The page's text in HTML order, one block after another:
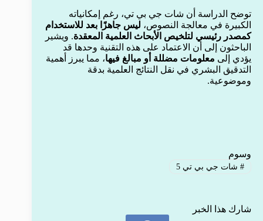
توضح الدراسة أن شات جي بي تي، رغم إمكانياته
الكبيرة في معالجة النصوص، ليس جاهزًا بعد للاستخدام
كمصدر رئيسي لتلخيص الأبحاث العلمية المعقدة. ويشير
الباحثون إلى أن الاعتماد على هذه التقنية وحدها قد
يؤدي إلى معلومات مضللة أو مبالغ فيها، مما يبرز أهمية
التدقيق البشري في نقل النتائج العلمية بدقة
وموضوعية.
وسوم
#شات جي بي تي 5
شارك هذا الخبر